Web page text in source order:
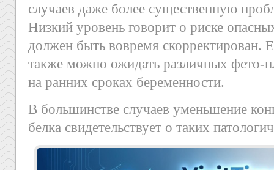
случаев даже более существенную
Низкий уровень говорит о риске
должен быть вовремя скорректирован.
также можно ожидать различных фето-
на ранних сроках беременности.
В большинстве случаев уменьшение
белка свидетельствует о таких